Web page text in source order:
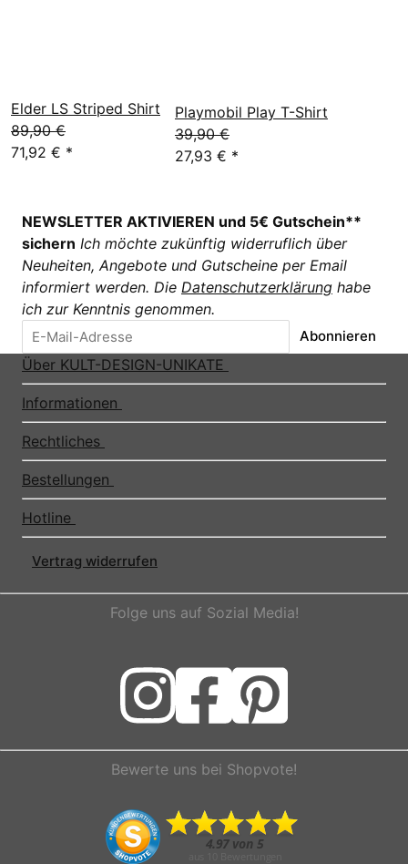
Elder LS Striped Shirt
89,90 €
71,92 € *
Playmobil Play T-Shirt
39,90 €
27,93 € *
NEWSLETTER AKTIVIEREN und 5€ Gutschein**
sichern Ich möchte zukünftig widerruflich über
Neuheiten, Angebote und Gutscheine per Email
informiert werden. Die Datenschutzerklärung habe
ich zur Kenntnis genommen.
Abonnieren
Über KULT-DESIGN-UNIKATE
Informationen
Rechtliches
Bestellungen
Hotline
Vertrag widerrufen
Folge uns auf Sozial Media!
Bewerte uns bei Shopvote!